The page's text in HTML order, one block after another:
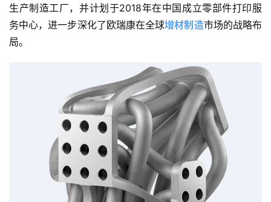
生产制造工厂，并计划于2018年在中国成立零部件打印服
务中心，进一步深化了欧瑞康在全球增材制造市场的战略布
局。